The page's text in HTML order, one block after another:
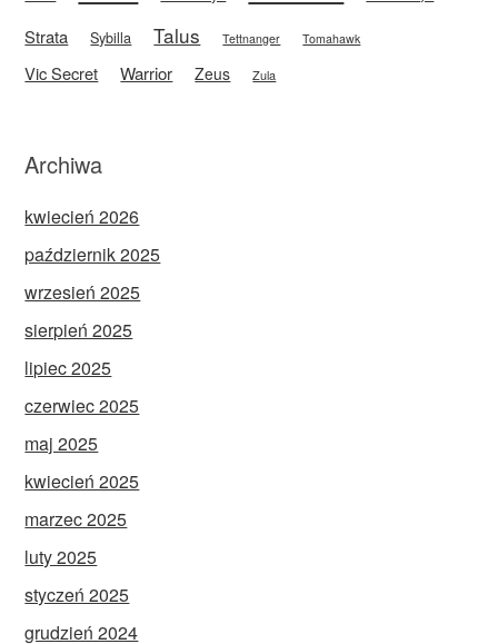
Strata Sybilla Talus Tettnanger Tomahawk
Vic Secret Warrior Zeus Zula
Archiwa
kwiecień 2026
październik 2025
wrzesień 2025
sierpień 2025
lipiec 2025
czerwiec 2025
maj 2025
kwiecień 2025
marzec 2025
luty 2025
styczeń 2025
grudzień 2024